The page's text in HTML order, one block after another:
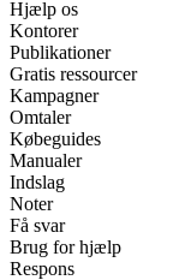
Hjælp os
Kontorer
Publikationer
Gratis ressourcer
Kampagner
Omtaler
Købeguides
Manualer
Indslag
Noter
Få svar
Brug for hjælp
Respons